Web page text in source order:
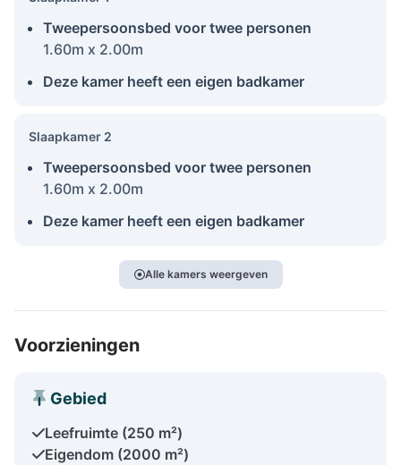
Tweepersoonsbed voor twee personen
1.60m x 2.00m
Deze kamer heeft een eigen badkamer
Slaapkamer 2
Tweepersoonsbed voor twee personen
1.60m x 2.00m
Deze kamer heeft een eigen badkamer
Alle kamers weergeven
Voorzieningen
Gebied
Leefruimte (250 m²)
Eigendom (2000 m²)